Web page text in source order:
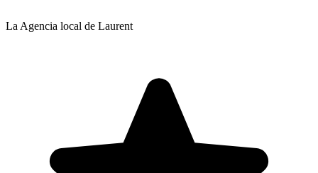
La Agencia local de Laurent